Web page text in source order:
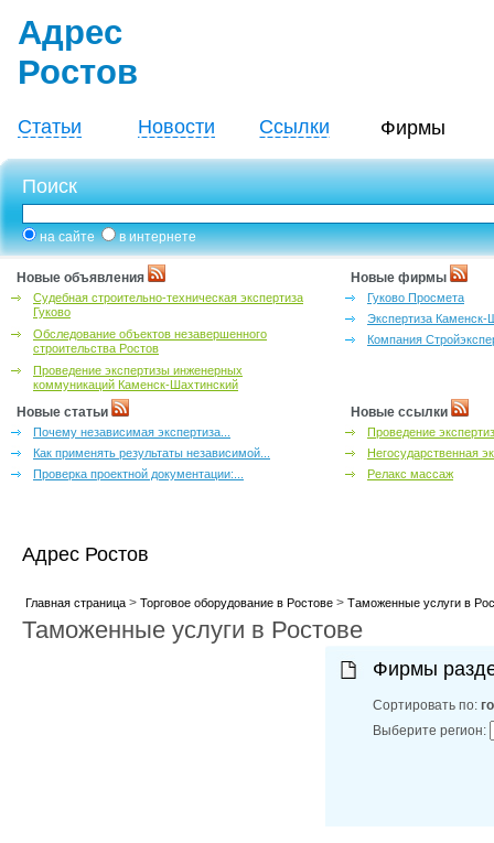
Адрес
Ростов
Статьи Новости Ссылки Фирмы
Поиск
на сайте в интернете
Новые объявления
Судебная строительно-техническая экспертиза
Гуково
Обследование объектов незавершенного
строительства Ростов
Проведение экспертизы инженерных
коммуникаций Каменск-Шахтинский
Новые фирмы
Гуково Просмета
Экспертиза Каменск-
Компания
Новые статьи
Почему независимая экспертиза...
Как применять результаты независимой...
Проверка проектной документации:...
Новые ссылки
Проведение
Негосударственная
Релакс массаж
Адрес Ростов
Главная страница> Торговое оборудование в Ростове> Таможенные услуги в
Таможенные услуги в Ростове
Фирмы
Сортировать по:
Выберите регион: